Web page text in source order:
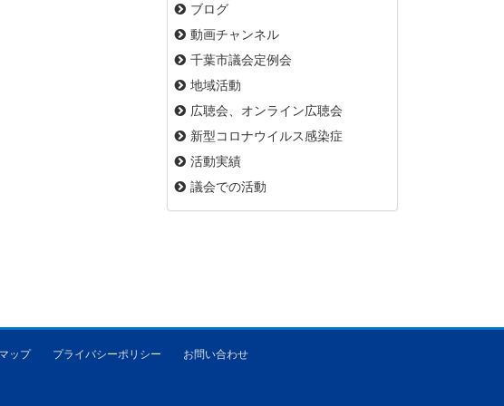
ブログ
動画チャンネル
千葉市議会定例会
地域活動
広聴会、オンライン広聴会
新型コロナウイルス感染症
活動実績
議会での活動
ップ プライバシーポリシー お問い合わせ